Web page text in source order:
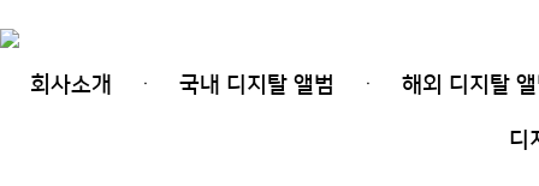
회사소개 ㆍ 국내 디지탈 앨범 ㆍ 해외 디지탈
디